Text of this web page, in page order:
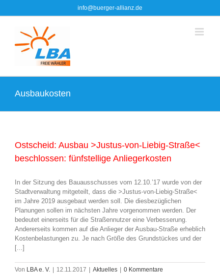
info@buerger-allianz.de
Ausbaukosten
Ostscheid: Ausbau >Justus-von-Liebig-Straße<
beschlossen: fünfstellige Anliegerkosten
In der Sitzung des Bauausschusses vom 12.10.’17 wurde von der
Stadtverwaltung mitgeteilt, dass die >Justus-von-Liebig-Straße<
im Jahre 2019 ausgebaut werden soll. Die diesbezüglichen
Planungen sollen im nächsten Jahre vorgenommen werden. Der
bedeutet einerseits für die Straßennutzer eine Verbesserung.
Andererseits kommen auf die Anlieger der Ausbau-Straße erheblich
Kostenbelastungen zu. Je nach Größe des Grundstückes und der
[...]
Von LBA e. V. 12.11.2017 Aktuelles
0 Kommentare